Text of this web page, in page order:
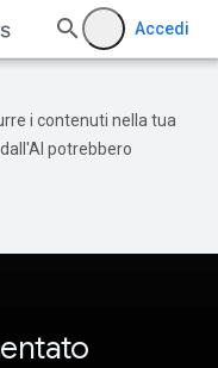
Accedi
i contenuti nella tua
potrebbero